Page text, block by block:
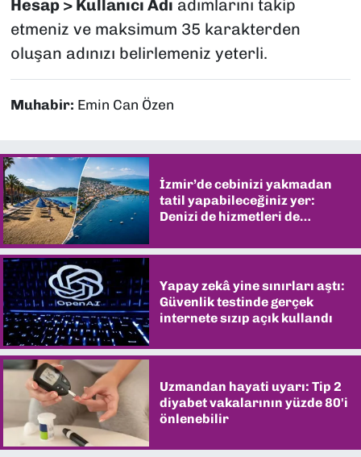
Hesap > Kullanıcı Adı adımlarını takip
etmeniz ve maksimum 35 karakterden
oluşan adınızı belirlemeniz yeterli.
Muhabir: Emin Can Özen
İzmir’de cebinizi yakmadan
tatil yapabileceğiniz yer:
Denizi de hizmetleri de
Yapay zekâ yine sınırları aştı:
Güvenlik testinde gerçek
internete sızıp açık kullandı
Uzmandan hayati uyarı: Tip 2
diyabet vakalarının yüzde 80'i
önlenebilir